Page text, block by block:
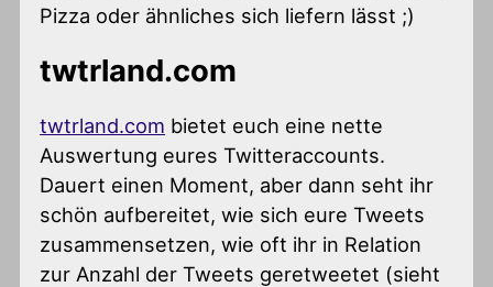
Pizza oder ähnliches sich liefern lässt ;)
twtrland.com
twtrland.com bietet euch eine nette
Auswertung eures Twitteraccounts.
Dauert einen Moment, aber dann seht ihr
schön aufbereitet, wie sich eure Tweets
zusammensetzen, wie oft ihr in Relation
zur Anzahl der Tweets geretweetet (sieht